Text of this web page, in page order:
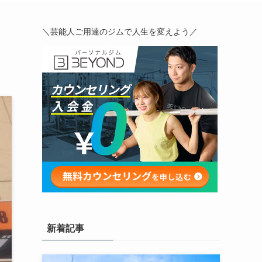
＼芸能人ご用達のジムで人生を変えよう／
新着記事